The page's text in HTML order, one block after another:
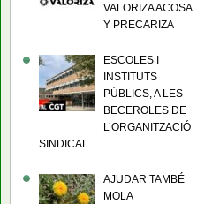
VALORIZA ACOSA
Y PRECARIZA
ESCOLES I
INSTITUTS
PÚBLICS, A LES
BECEROLES DE
L’ORGANITZACIÓ
SINDICAL
AJUDAR TAMBÉ
MOLA